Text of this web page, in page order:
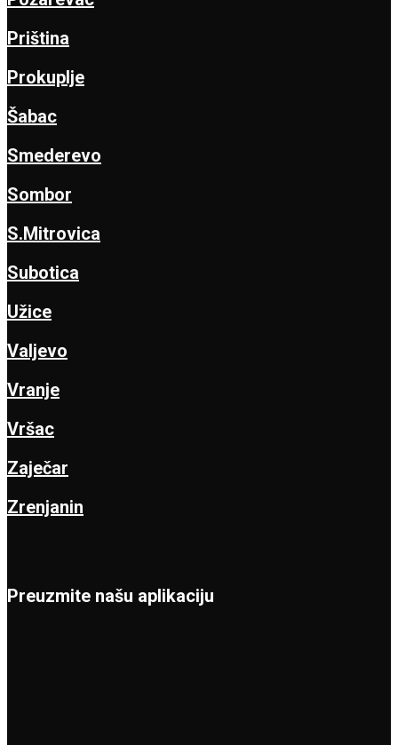
Priština
Prokuplje
Šabac
Smederevo
Sombor
S.Mitrovica
Subotica
Užice
Valjevo
Vranje
Vršac
Zaječar
Zrenjanin
Preuzmite našu aplikaciju